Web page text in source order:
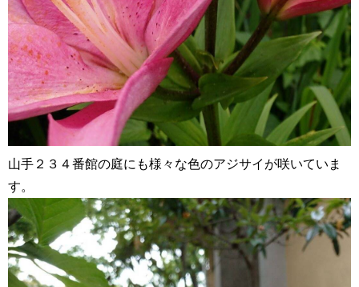
山手２３４番館の庭にも様々な色のアジサイが咲いていま
す。